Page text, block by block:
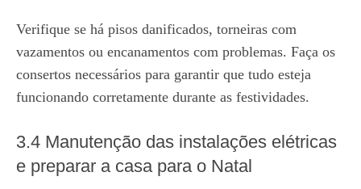
Verifique se há pisos danificados, torneiras com
vazamentos ou encanamentos com problemas. Faça os
consertos necessários para garantir que tudo esteja
funcionando corretamente durante as festividades.
3.4 Manutenção das instalações elétricas
e preparar a casa para o Natal